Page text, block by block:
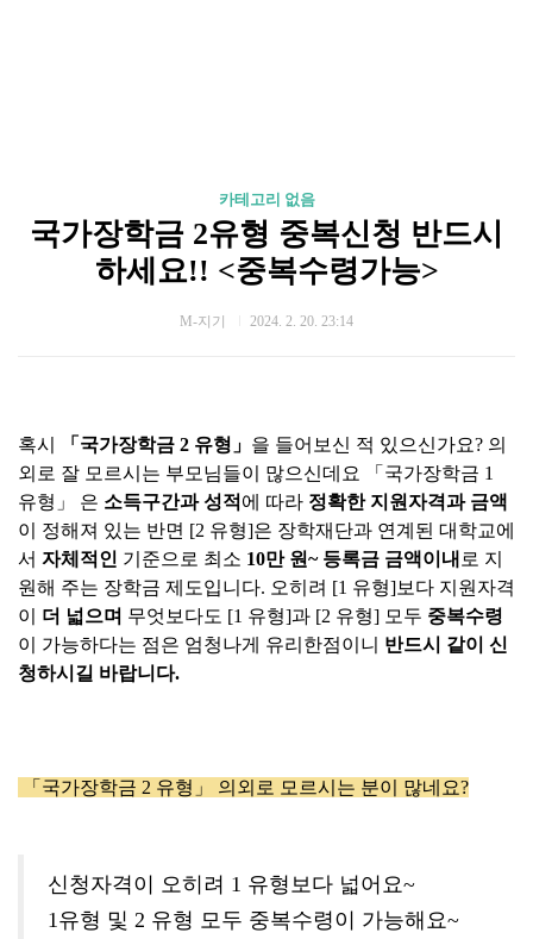
카테고리 없음
국가장학금 2유형 중복신청 반드시
하세요!! <중복수령가능>
M-지기 2024. 2. 20. 23:14
혹시 「국가장학금 2 유형」 을 들어보신 적 있으신가요? 의
외로 잘 모르시는 부모님들이 많으신데요
「국가장학금 1
유형」
은 소득구간과 성적에 따라 정확한 지원자격과 금액
이 정해져 있는 반면 [2 유형]은 장학재단과 연계된 대학교에
서 자체적인 기준으로 최소 10만 원~ 등록금 금액이내 로 지
원해 주는 장학금 제도입니다. 오히려 [1 유형]보다 지원자격
이 더 넓으며 무엇보다도 [1 유형]과 [2 유형] 모두 중복수령
이 가능하다는 점은 엄청나게 유리한점이니 반드시 같이 신
청하시길 바랍니다.
「국가장학금 2 유형」 의외로 모르시는 분이 많네요?
신청자격이 오히려 1 유형보다 넓어요~
1유형 및 2 유형 모두 중복수령이 가능해요~